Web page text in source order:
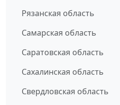
Рязанская область
Самарская область
Саратовская область
Сахалинская область
Свердловская область